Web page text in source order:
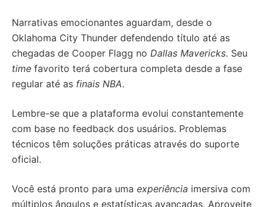
Narrativas emocionantes aguardam, desde o
Oklahoma City Thunder defendendo título até as
chegadas de Cooper Flagg no Dallas Mavericks. Seu
time favorito terá cobertura completa desde a fase
regular até as finais NBA.
Lembre-se que a plataforma evolui constantemente
com base no feedback dos usuários. Problemas
técnicos têm soluções práticas através do suporte
oficial.
Você está pronto para uma experiência imersiva com
múltiplos ângulos e estatísticas avançadas. Aproveite